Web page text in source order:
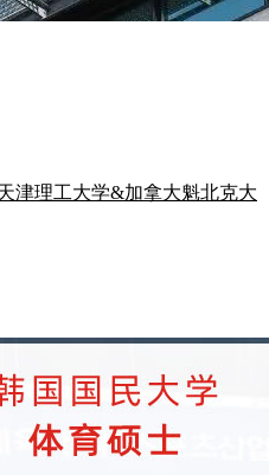
津理工大学&加拿大魁北克大